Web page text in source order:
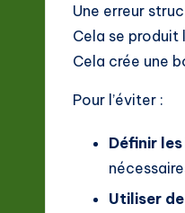
Une erreur
Cela se
Cela crée une
Pour l’éviter :
Définir
Utiliser